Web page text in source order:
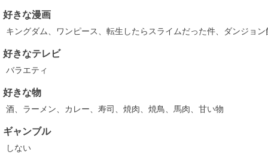
好きな漫画
キングダム、ワンピース、転生したらスライムだった件、ダンジョ
好きなテレビ
バラエティ
好きな物
酒、ラーメン、カレー、寿司、焼肉、焼鳥、馬肉、甘い物
ギャンブル
しない